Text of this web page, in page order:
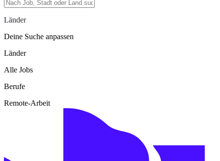
Länder
Deine Suche anpassen
Länder
Alle Jobs
Berufe
Remote-Arbeit